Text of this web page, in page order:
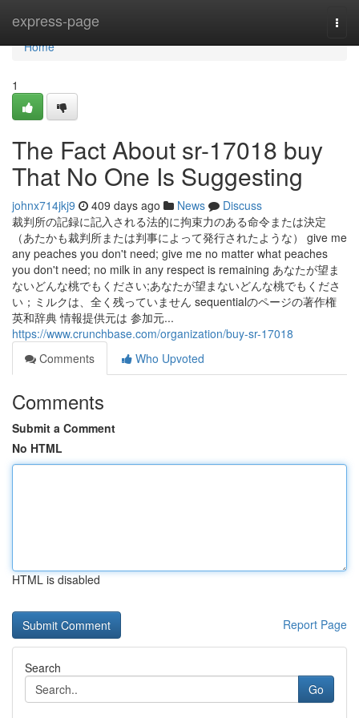
express-page
Home
Home
1
The Fact About sr-17018 buy
That No One Is Suggesting
johnx714jkj9 409 days ago News
Discuss
裁判所の記録に記入される法的に拘束力のある命令または決定
（あたかも裁判所または判事によって発行されたような） give me
any peaches you don't need; give me no matter what peaches
you don't need; no milk in any respect is remaining あなたが望ま
ないどんな桃でもください;あなたが望まないどんな桃でもくださ
い；ミルクは、全く残っていません sequentialのページの著作権
英和辞典 情報提供元は 参加元...
https://www.crunchbase.com/organization/buy-sr-17018
Comments
Who Upvoted
Comments
Submit a Comment
No HTML
HTML is disabled
Report Page
Search
Go